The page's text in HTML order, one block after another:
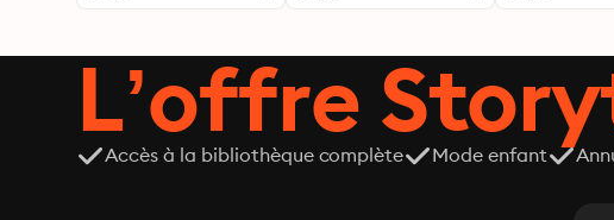
L’offre
Accès à la bibliothèque complète Mode enfant